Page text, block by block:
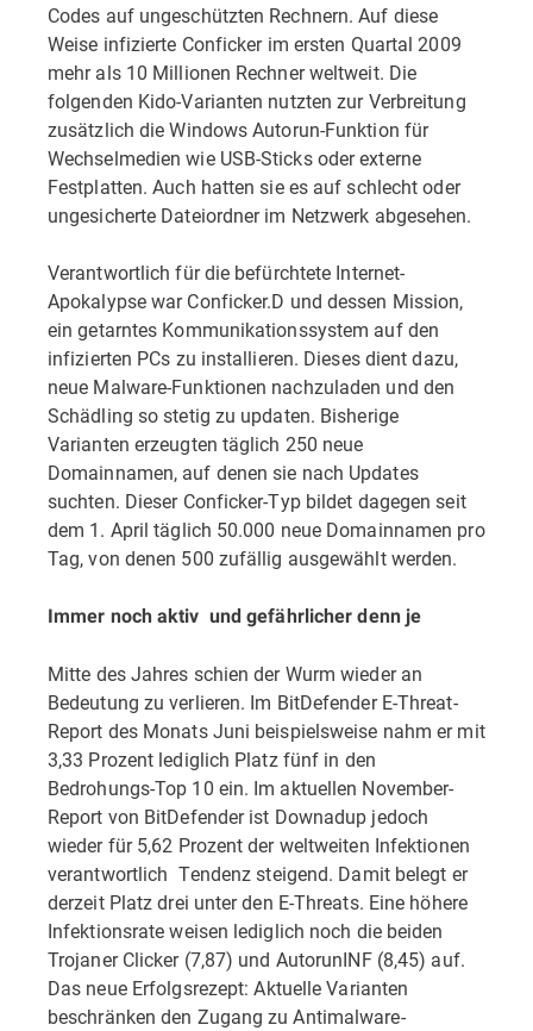
Codes auf ungeschützten Rechnern. Auf diese
Weise infizierte Conficker im ersten Quartal 2009
mehr als 10 Millionen Rechner weltweit. Die
folgenden Kido-Varianten nutzten zur Verbreitung
zusätzlich die Windows Autorun-Funktion für
Wechselmedien wie USB-Sticks oder externe
Festplatten. Auch hatten sie es auf schlecht oder
ungesicherte Dateiordner im Netzwerk abgesehen.
Verantwortlich für die befürchtete Internet-
Apokalypse war Conficker.D und dessen Mission,
ein getarntes Kommunikationssystem auf den
infizierten PCs zu installieren. Dieses dient dazu,
neue Malware-Funktionen nachzuladen und den
Schädling so stetig zu updaten. Bisherige
Varianten erzeugten täglich 250 neue
Domainnamen, auf denen sie nach Updates
suchten. Dieser Conficker-Typ bildet dagegen seit
dem 1. April täglich 50.000 neue Domainnamen pro
Tag, von denen 500 zufällig ausgewählt werden.
Immer noch aktiv  und gefährlicher denn je
Mitte des Jahres schien der Wurm wieder an
Bedeutung zu verlieren. Im BitDefender E-Threat-
Report des Monats Juni beispielsweise nahm er mit
3,33 Prozent lediglich Platz fünf in den
Bedrohungs-Top 10 ein. Im aktuellen November-
Report von BitDefender ist Downadup jedoch
wieder für 5,62 Prozent der weltweiten Infektionen
verantwortlich  Tendenz steigend. Damit belegt er
derzeit Platz drei unter den E-Threats. Eine höhere
Infektionsrate weisen lediglich noch die beiden
Trojaner Clicker (7,87) und AutorunINF (8,45) auf.
Das neue Erfolgsrezept: Aktuelle Varianten
beschränken den Zugang zu Antimalware-